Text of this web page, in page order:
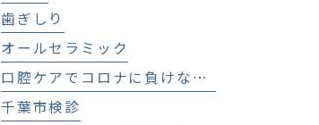
歯ぎしり
オールセラミック
口腔ケアでコロナに負けない！
千葉市検診